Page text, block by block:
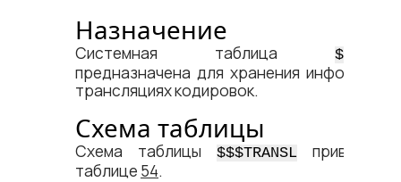
Назначение
Системная таблица
предназначена для хранения
трансляциях кодировок.
Схема таблицы
Схема таблицы $$$TRANSL
таблице 54.